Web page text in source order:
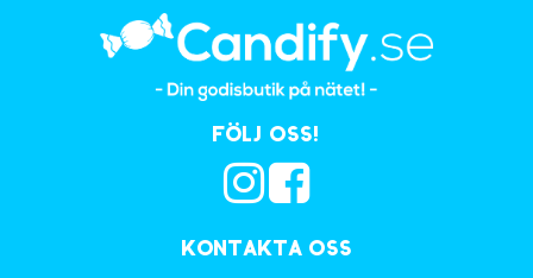
Kontakta oss
Följ oss!